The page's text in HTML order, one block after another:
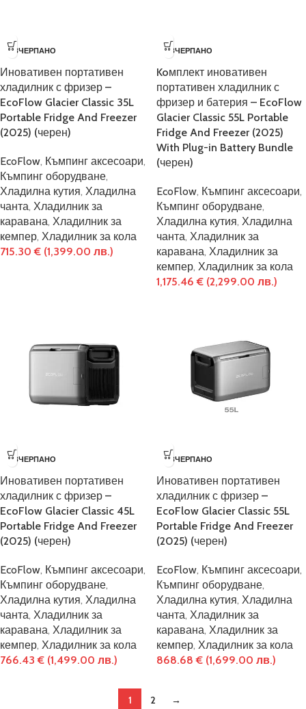
ИЗЧЕРПАНО
Иновативен портативен
хладилник с фризер –
EcoFlow Glacier Classic 35L
Portable Fridge And Freezer
(2025) (черен)
EcoFlow, Къмпинг аксесоари,
Къмпинг оборудване,
Хладилна кутия, Хладилна
чанта, Хладилник за
каравана, Хладилник за
кемпер, Хладилник за кола
715.30€ (1,399.00 лв.)
ИЗЧЕРПАНО
Koмплект иновативен
портативен хладилник с
фризер и батерия – EcoFlow
Glacier Classic 55L Portable
Fridge And Freezer (2025)
With Plug-in Battery Bundle
(черен)
EcoFlow, Къмпинг аксесоари,
Къмпинг оборудване,
Хладилна кутия, Хладилна
чанта, Хладилник за
каравана, Хладилник за
кемпер, Хладилник за кола
1,175.46€ (2,299.00 лв.)
ИЗЧЕРПАНО
Иновативен портативен
хладилник с фризер –
EcoFlow Glacier Classic 45L
Portable Fridge And Freezer
(2025) (черен)
EcoFlow, Къмпинг аксесоари,
Къмпинг оборудване,
Хладилна кутия, Хладилна
чанта, Хладилник за
каравана, Хладилник за
кемпер, Хладилник за кола
766.43€ (1,499.00 лв.)
ИЗЧЕРПАНО
Иновативен портативен
хладилник с фризер –
EcoFlow Glacier Classic 55L
Portable Fridge And Freezer
(2025) (черен)
EcoFlow, Къмпинг аксесоари,
Къмпинг оборудване,
Хладилна кутия, Хладилна
чанта, Хладилник за
каравана, Хладилник за
кемпер, Хладилник за кола
868.68€ (1,699.00 лв.)
1 2 →